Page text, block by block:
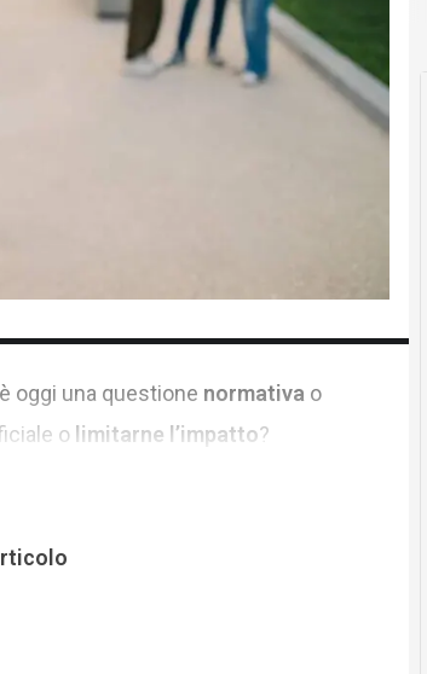
è oggi una questione normativa o
o limitarne l’impatto?